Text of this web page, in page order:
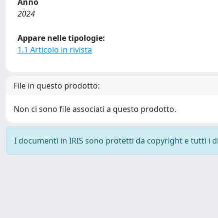
2024
Appare nelle tipologie:
1.1 Articolo in rivista
File in questo prodotto:
Non ci sono file associati a questo prodotto.
I documenti in IRIS sono protetti da copyright e tutti i